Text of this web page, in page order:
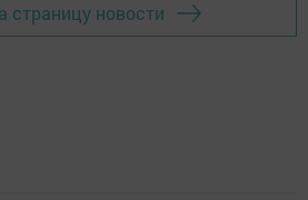
страницу новости